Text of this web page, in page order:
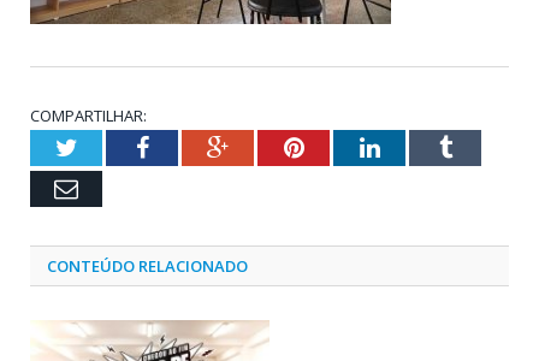
COMPARTILHAR:
TwitterFacebookGoogle+PinterestLinkedInTumblr
Email
CONTEÚDO RELACIONADO